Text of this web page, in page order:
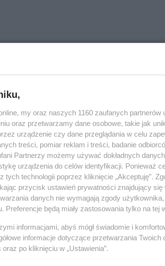
pasażerów
Kombajn wpadł do
rowu, są
my oraz naszych 1160 zaufanych
oraz przetwarzamy dane osobowe, takie jak
urządzenie czy dane przeglądania w celu
treści, pomiar reklam i treści, badanie
Partnerzy możemy używać dokładnych
urządzenia do celów identyfikacji. Ponieważ
tych technologii poprzez kliknięcie „Akceptuję”.
przycisk ustawień prywatności znajdujący
danych nie wymagają zgody
Preferencje będą miały zastosowania tylko na tej
informacjami, abyś mógł świadomie i
informacje dotyczące przetwarzania
oraz po kliknięciu w „Ustawienia”.